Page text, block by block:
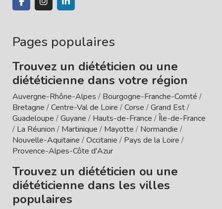
Pages populaires
Trouvez un diététicien ou une
diététicienne dans votre région
Auvergne-Rhône-Alpes / Bourgogne-Franche-Comté /
Bretagne /Centre-Val de Loire /Corse /Grand Est/
Guadeloupe /Guyane / Hauts-de-France /Île-de-France
/ La Réunion / Martinique / Mayotte / Normandie /
Nouvelle-Aquitaine /Occitanie / Pays de la Loire /
Provence-Alpes-Côte d'Azur
Trouvez un diététicien ou une
diététicienne dans les villes
populaires